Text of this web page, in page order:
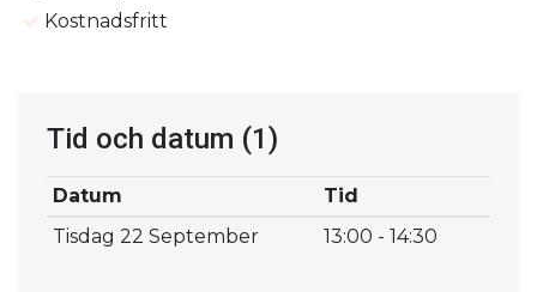
Kostnadsfritt
Tid och datum (1)
Datum
Tid
Tisdag 22 September
13:00 - 14:30